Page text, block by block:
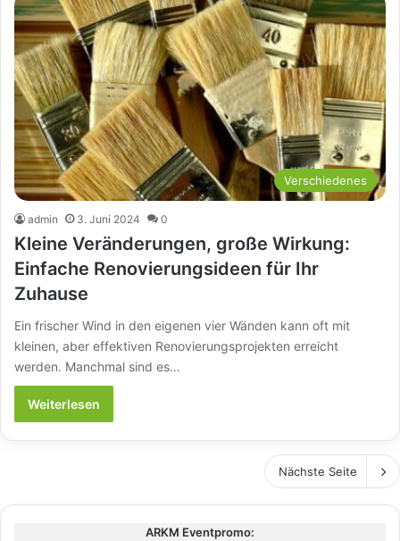
Verschiedenes
admin 3. Juni 2024 0
Kleine Veränderungen, große Wirkung:
Einfache Renovierungsideen für Ihr
Zuhause
Ein frischer Wind in den eigenen vier Wänden kann oft mit
kleinen, aber effektiven Renovierungsprojekten erreicht
werden. Manchmal sind es…
Weiterlesen
Nächste Seite
ARKM Eventpromo: